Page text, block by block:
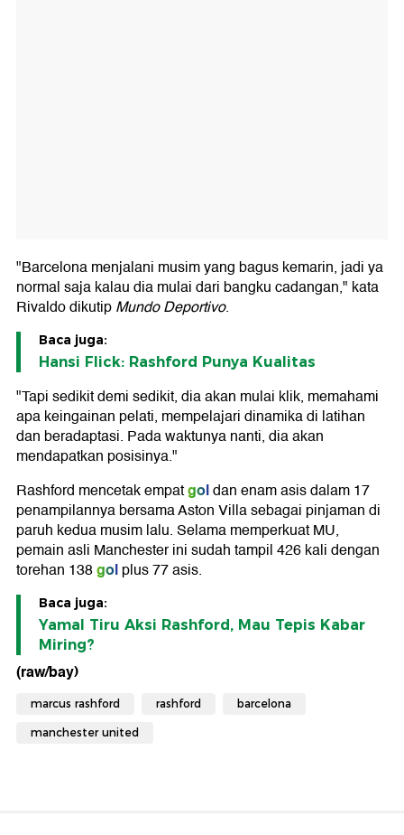
"Barcelona menjalani musim yang bagus kemarin, jadi ya
normal saja kalau dia mulai dari bangku cadangan," kata
Rivaldo dikutipMundo Deportivo.
Baca juga:
Hansi Flick: Rashford Punya Kualitas
"Tapi sedikit demi sedikit, dia akan mulai klik, memahami
apa keingainan pelati, mempelajari dinamika di latihan
dan beradaptasi. Pada waktunya nanti, dia akan
mendapatkan posisinya."
Rashford mencetak empatgoldan enam asis dalam 17
penampilannya bersama Aston Villa sebagai pinjaman di
paruh kedua musim lalu. Selama memperkuat MU,
pemain asli Manchester ini sudah tampil 426 kali dengan
torehan 138golplus 77 asis.
Baca juga:
Yamal Tiru Aksi Rashford, Mau Tepis Kabar
Miring?
(raw/bay)
marcus rashford rashford barcelona
manchester united